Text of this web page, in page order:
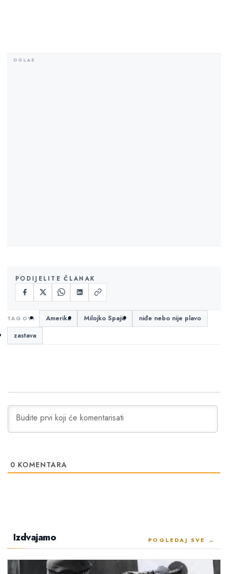
PODIJELITE ČLANAK
Amerika Milojko Spajić
niđe nebo nije plavo
zastava
0 KOMENTARA
Izdvajamo POGLEDAJ SVE →